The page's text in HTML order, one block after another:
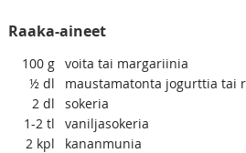
Raaka-aineet
100 g voita tai margariinia
½ dl
maustamatonta jogurttia tai
2 dl
sokeria
1-2 tl
vaniljasokeria
2 kpl
kananmunia